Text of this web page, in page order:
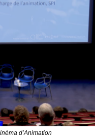
d’Animation